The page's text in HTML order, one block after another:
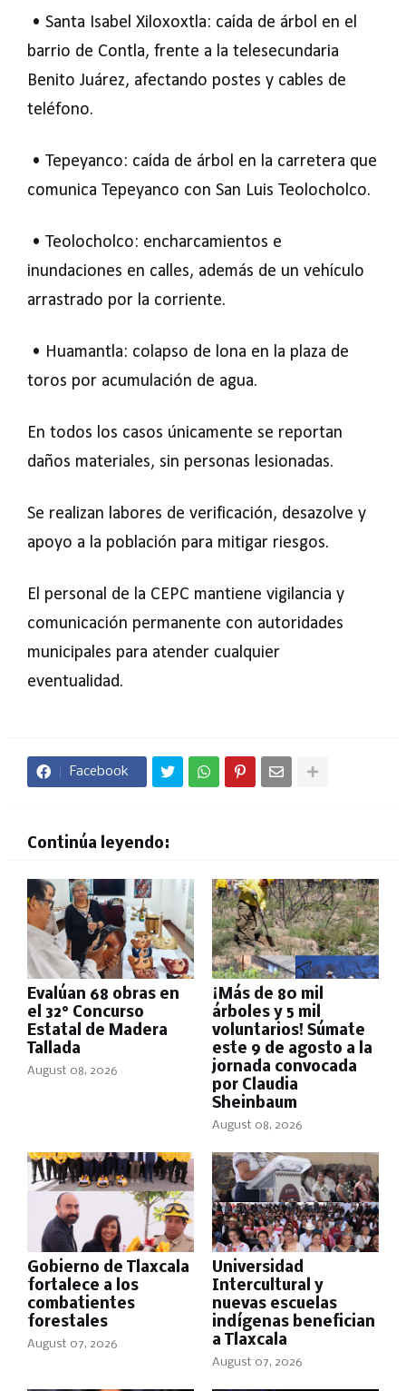
• Santa Isabel Xiloxoxtla: caída de árbol en el
barrio de Contla, frente a la telesecundaria
Benito Juárez, afectando postes y cables de
teléfono.
• Tepeyanco: caída de árbol en la carretera que
comunica Tepeyanco con San Luis Teolocholco.
• Teolocholco: encharcamientos e
inundaciones en calles, además de un vehículo
arrastrado por la corriente.
• Huamantla: colapso de lona en la plaza de
toros por acumulación de agua.
En todos los casos únicamente se reportan
daños materiales, sin personas lesionadas.
Se realizan labores de verificación, desazolve y
apoyo a la población para mitigar riesgos.
El personal de la CEPC mantiene vigilancia y
comunicación permanente con autoridades
municipales para atender cualquier
eventualidad.
Facebook
Continúa leyendo:
Evalúan 68 obras en
el 32° Concurso
Estatal de Madera
Tallada
August 08, 2026
¡Más de 80 mil
árboles y 5 mil
voluntarios! Súmate
este 9 de agosto a la
jornada convocada
por Claudia
Sheinbaum
August 08, 2026
Gobierno de Tlaxcala
fortalece a los
combatientes
forestales
August 07, 2026
Universidad
Intercultural y
nuevas escuelas
indígenas benefician
a Tlaxcala
August 07, 2026